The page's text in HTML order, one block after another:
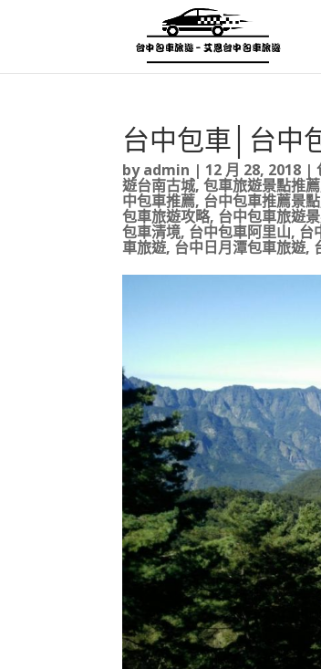
台中包車│台中
byadmin | 12 月 28, 2018 |
遊台南古城,包車旅遊景點推薦
中包車推薦, 台中包車推薦景點
包車旅遊攻略, 台中包車旅遊
包車清境, 台中包車阿里山, 台
車旅遊, 台中日月潭包車旅遊,